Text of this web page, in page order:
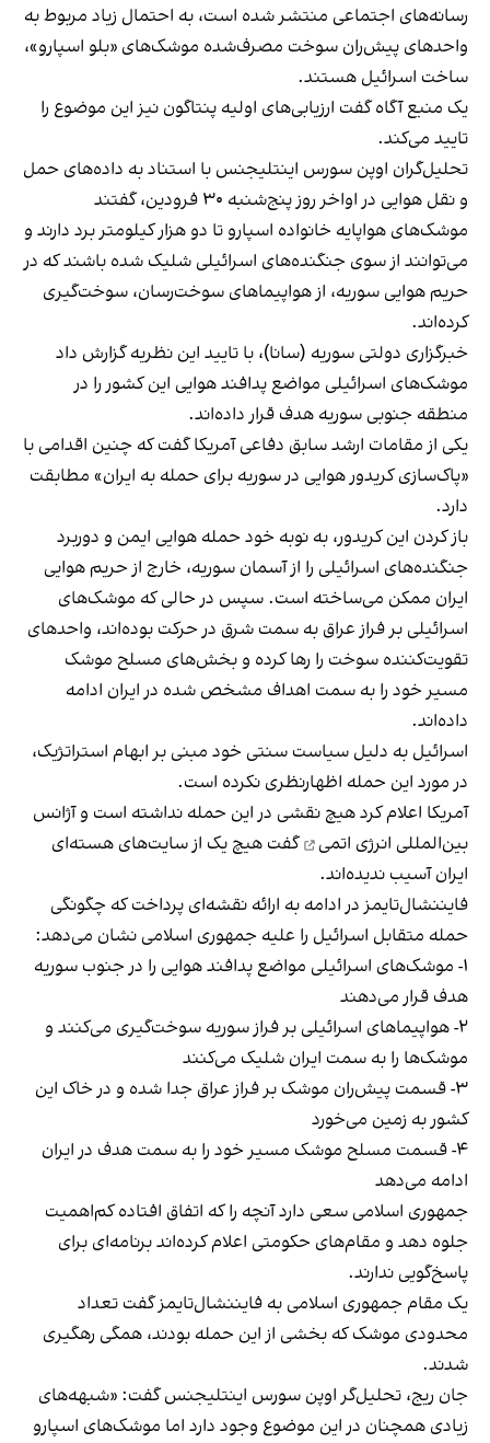
رسانه‌های اجتماعی منتشر شده است، به احتمال زیاد مربوط به
واحدهای پیش‌ران سوخت مصرف‌شده موشک‌های «بلو اسپارو»،
ساخت اسرائیل هستند.
یک منبع آگاه گفت ارزیابی‌های اولیه پنتاگون نیز این موضوع را
تایید می‌کند.
تحلیل‌گران اوپن سورس اینتلیجنس با استناد به داده‌های حمل
و نقل هوایی
در اواخر روز پنج‌شنبه ۳۰ فرودین، گفتند
موشک‌های هواپایه خانواده اسپارو تا دو هزار کیلومتر برد دارند و
می‌توانند از سوی جنگنده‌های اسرائیلی شلیک شده باشند که در
حریم هوایی سوریه، از هواپیماهای سوخت‌رسان، سوخت‌گیری
کرده‌اند.
خبرگزاری دولتی سوریه (سانا)، با تایید این نظریه گزارش داد
موشک‌های اسرائیلی مواضع پدافند هوایی این کشور را در
منطقه جنوبی سوریه هدف قرار داده‌اند.
یکی از مقامات ارشد سابق دفاعی آمریکا گفت که چنین اقدامی با
«پاک‌سازی کریدور هوایی در سوریه برای حمله به ایران» مطابقت
دارد.
باز کردن این کریدور، به نوبه خود حمله هوایی ایمن و دوربرد
جنگنده‌های اسرائیلی را از آسمان سوریه، خارج از حریم هوایی
ایران ممکن می‌ساخته است. سپس در حالی که موشک‌های
اسرائیلی بر فراز عراق به سمت شرق در حرکت بوده‌اند، واحدهای
تقویت‌کننده سوخت را رها کرده و بخش‌های مسلح موشک
مسیر خود را به سمت اهداف مشخص شده در ایران ادامه
داده‌اند.
اسرائیل به دلیل سیاست سنتی خود مبنی بر ابهام استراتژیک،
در مورد این حمله اظهار‌نظری نکرده ‌است.
آمریکا اعلام کرد هیچ نقشی در این حمله نداشته ‌است وآژانس
بین‌المللی انرژی اتمی
گفت هیچ یک از سایت‌های هسته‌ای
ایران آسیب ندیده‌اند.
فایننشال‌تایمز در ادامه به ارائه نقشه‌ای پرداخت که چگونگی
حمله متقابل اسرائیل را علیه جمهوری اسلامی نشان می‌دهد:
۱- موشک‌های اسرائیلی مواضع پدافند هوایی را در جنوب سوریه
هدف قرار می‌دهند
۲- هواپیماهای اسرائیلی بر فراز سوریه سوخت‌گیری می‌کنند و
موشک‌ها را به سمت ایران شلیک می‌کنند
۳- قسمت پیش‌ران موشک بر فراز عراق جدا شده و در خاک این
کشور به زمین می‌خورد
۴- قسمت مسلح موشک مسیر خود را به سمت هدف در ایران
ادامه می‌دهد
جمهوری اسلامی سعی دارد آنچه را که اتفاق افتاده کم‌اهمیت
جلوه دهد و مقام‌های حکومتی اعلام کرده‌اند برنامه‌ای برای
پاسخ‌گویی ندارند.
یک مقام جمهوری اسلامی به فایننشال‌تایمز گفت تعداد
محدودی موشک که بخشی از این حمله بودند، همگی رهگیری
شدند.
جان ریج، تحلیل‌گر اوپن سورس اینتلیجنس گفت: «شبهه‌های
زیادی همچنان در این موضوع وجود دارد اما موشک‌های اسپارو